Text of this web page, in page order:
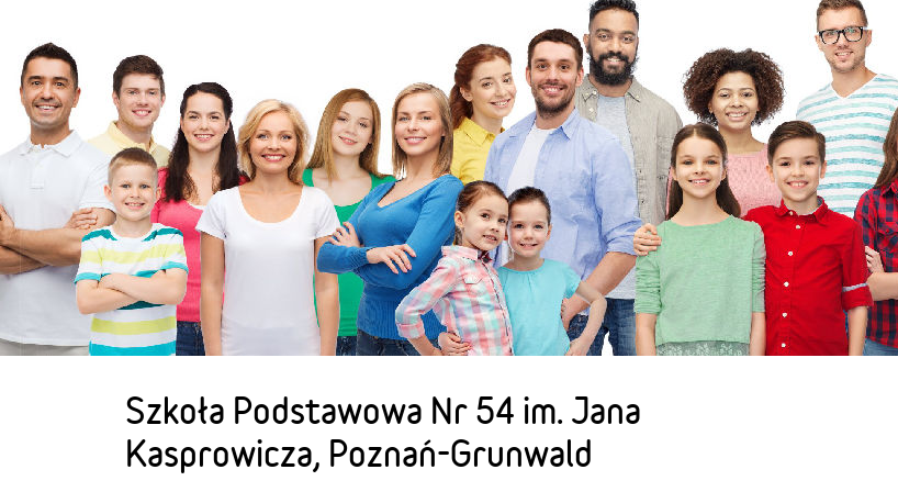
Szkoła Podstawowa Nr 54 im. Jana
Kasprowicza, Poznań-Grunwald